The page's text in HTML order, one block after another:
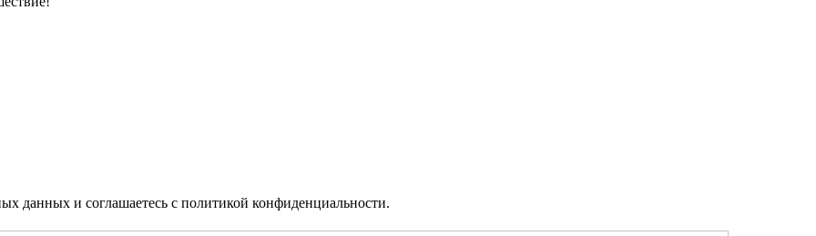
данных и соглашаетесь c политикой конфиденциальности.